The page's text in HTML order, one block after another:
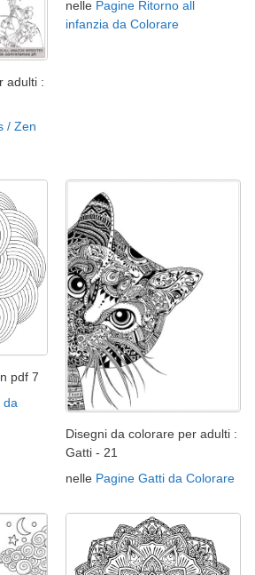
adulti :
/ Zen
nelle Pagine Ritorno all
infanzia da Colorare
pdf 7
da
Disegni da colorare per adulti :
Gatti - 21
nelle Pagine Gatti da Colorare